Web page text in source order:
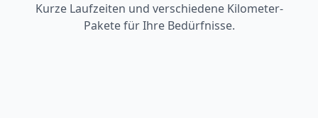
Kurze Laufzeiten und verschiedene Kilometer-
Pakete für Ihre Bedürfnisse.